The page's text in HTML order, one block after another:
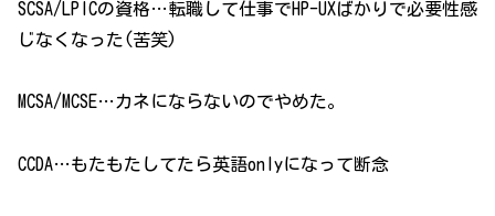
SCSA/LPICの資格…転職して仕事でHP-UXばかりで必要性感
じなくなった(苦笑)
MCSA/MCSE…カネにならないのでやめた。
CCDA…もたもたしてたら英語onlyになって断念